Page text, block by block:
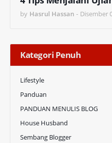
by Hasrul Hassan - Disember
Kategori Penuh
Lifestyle
Panduan
PANDUAN MENULIS BLOG
House Husband
Sembang Blogger